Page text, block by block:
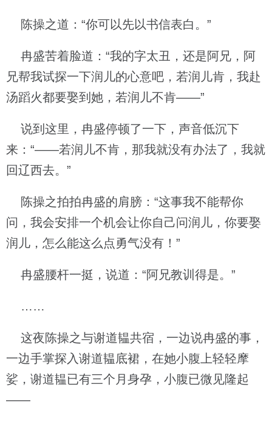
陈操之道：“你可以先以书信表白。”
冉盛苦着脸道：“我的字太丑，还是阿兄，阿
兄帮我试探一下润儿的心意吧，若润儿肯，我赴
汤蹈火都要娶到她，若润儿不肯——”
说到这里，冉盛停顿了一下，声音低沉下
来：“——若润儿不肯，那我就没有办法了，我就
回辽西去。”
陈操之拍拍冉盛的肩膀：“这事我不能帮你
问，我会安排一个机会让你自己问润儿，你要娶
润儿，怎么能这么点勇气没有！”
冉盛腰杆一挺，说道：“阿兄教训得是。”
……
这夜陈操之与谢道韫共宿，一边说冉盛的事，
一边手掌探入谢道韫底裙，在她小腹上轻轻摩
娑，谢道韫已有三个月身孕，小腹已微见隆起
——